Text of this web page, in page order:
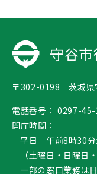
守谷
〒302-0198 茨城県
電話番号： 0297-45-
開庁時間：
平日 午前8時30分
（土曜日・日曜日
一部の窓口業務は